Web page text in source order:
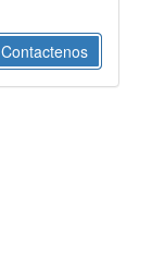
Contactenos